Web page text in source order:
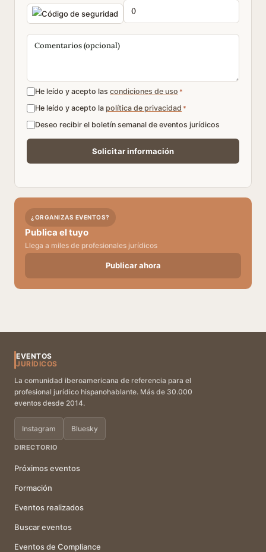
He leído y acepto las condiciones de uso *
He leído y acepto la política de privacidad *
Deseo recibir el boletín semanal de eventos jurídicos
¿ORGANIZAS EVENTOS?
Publica el tuyo
Llega a miles de profesionales jurídicos
Publicar ahora
EVENTOS
JURÍDICOS
La comunidad iberoamericana de referencia para el
profesional jurídico hispanohablante. Más de 30.000
eventos desde 2014.
Instagram Bluesky
DIRECTORIO
Próximos eventos
Formación
Eventos realizados
Buscar eventos
Eventos de Compliance